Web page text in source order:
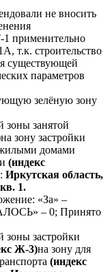
не вносить
применительно
т.к. строительство
существующей
параметров
зелёную зону
зоны занятой
на зону застройки
домами
(индекс
Иркутская область,
1.
«За» –
– 0; Принято
зоны застройки
Ж-3)на зону для
(индекс